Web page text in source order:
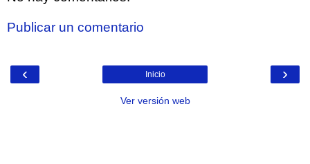
Publicar un comentario
‹ ›
Inicio
Ver versión web